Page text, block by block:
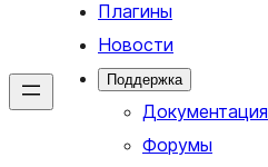
Плагины
Новости
Поддержка
Документация
Форумы